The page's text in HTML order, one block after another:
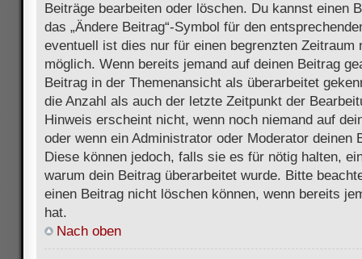
Beiträge bearbeiten oder löschen. Du kannst einen
das „Ändere Beitrag“-Symbol für den
eventuell ist dies nur für einen begrenzten Zeitraum
möglich. Wenn bereits jemand auf deinen Beitrag
Beitrag in der Themenansicht als überarbeitet
die Anzahl als auch der letzte Zeitpunkt der
Hinweis erscheint nicht, wenn noch niemand auf
oder wenn ein Administrator oder Moderator deinen
Diese können jedoch, falls sie es für nötig halten,
warum dein Beitrag überarbeitet wurde. Bitte
einen Beitrag nicht löschen können, wenn bereits
hat.
Nach oben